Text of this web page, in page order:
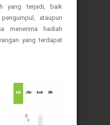
yang terjadi, baik
ataupun
menerima hadiah
yang terdapat